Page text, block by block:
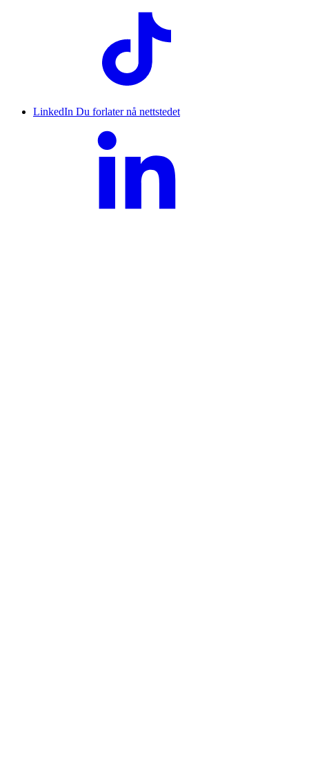
LinkedIn Du forlater nå nettstedet